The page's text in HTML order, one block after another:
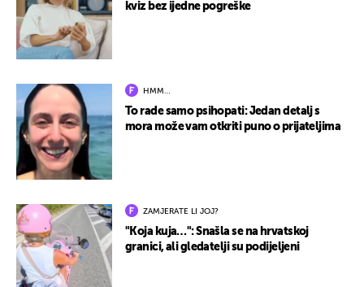
kviz bez ijedne pogreške
HMM…
To rade samo psihopati: Jedan detalj s
mora može vam otkriti puno o prijateljima
ZAMJERATE LI JOJ?
"Koja kuja…": Snašla se na hrvatskoj
granici, ali gledatelji su podijeljeni